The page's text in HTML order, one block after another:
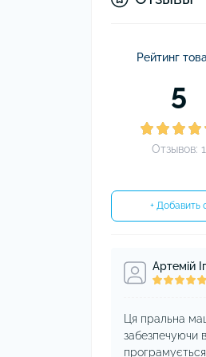
Рейтинг
5
Отзывов: 1
+ Добавить
Артемій
Ця пральна
забезпечуючи